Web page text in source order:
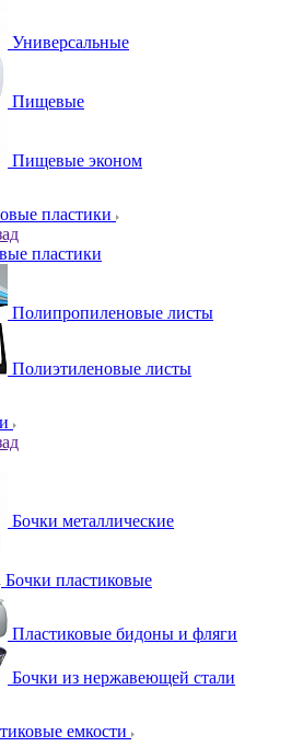
Универсальные
Пищевые
Пищевые эконом
пластики
пластики
Полипропиленовые листы
Полиэтиленовые листы
Бочки металлические
Бочки пластиковые
Пластиковые бидоны и фляги
Бочки из нержавеющей стали
емкости